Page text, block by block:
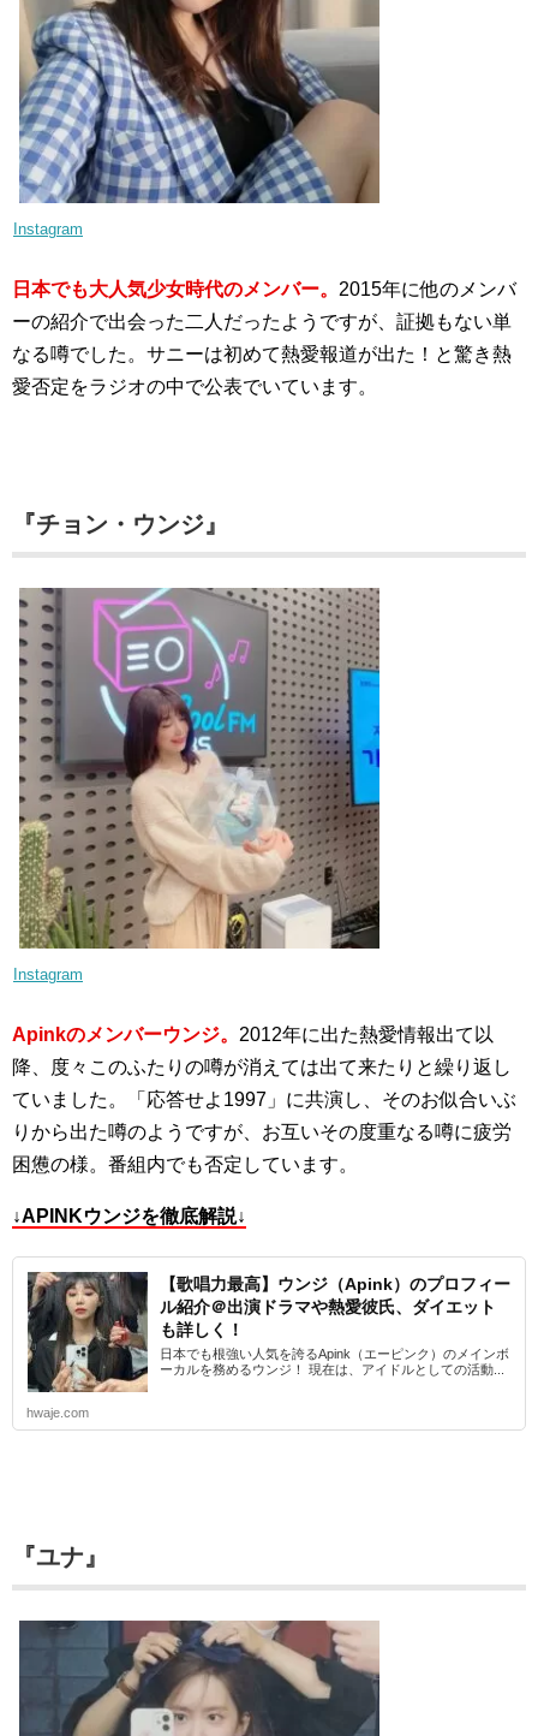
Instagram
日本でも大人気少女時代のメンバー。 2015年に他のメンバ
ーの紹介で出会った二人だったようですが、証拠もない単
なる噂でした。サニーは初めて熱愛報道が出た！と驚き熱
愛否定をラジオの中で公表でいています。
『チョン・ウンジ』
Instagram
Apinkのメンバーウンジ。 2012年に出た熱愛情報出て以
降、度々このふたりの噂が消えては出て来たりと繰り返し
ていました。「応答せよ1997」に共演し、そのお似合いぶ
りから出た噂のようですが、お互いその度重なる噂に疲労
困憊の様。番組内でも否定しています。
↓APINKウンジを徹底解説↓
【歌唱力最高】ウンジ（Apink）のプロフィー
ル紹介＠出演ドラマや熱愛彼氏、ダイエット
も詳しく！
日本でも根強い人気を誇るApink（エーピンク）のメインボ
ーカルを務めるウンジ！ 現在は、アイドルとしての活動...
hwaje.com
『ユナ』